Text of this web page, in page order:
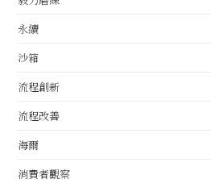
永續
沙箱
流程創新
流程改善
海爾
消費者觀察